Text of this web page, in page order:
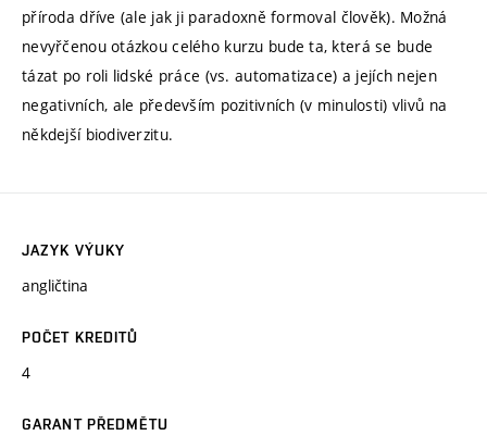
příroda dříve (ale jak ji paradoxně formoval člověk). Možná
nevyřčenou otázkou celého kurzu bude ta, která se bude
tázat po roli lidské práce (vs. automatizace) a jejích nejen
negativních, ale především pozitivních (v minulosti) vlivů na
někdejší biodiverzitu.
JAZYK VÝUKY
angličtina
POČET KREDITŮ
4
GARANT PŘEDMĚTU